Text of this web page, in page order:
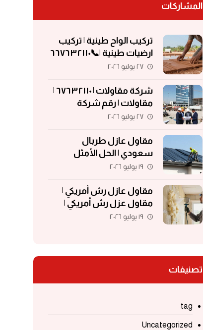
المشاركات
تركيب الواح طينية | تركيب
ارضيات طينية |📞٦٦٧٦٣٢١١٠
| الواح طينية | معلم تركيب
٢٧ يوليو ٢٠٢٦
شركة مقاولات | ٦٧٦٣٢١١٠ |
مقاولات | رقم شركة
مقاولات | مقاولات الكويت
٢٧ يوليو ٢٠٢٦
مقاول عازل طربال
سعودي | الحل الأمثل
لحماية الأسطح والمباني
١٩ يوليو ٢٠٢٦
مقاول عازل رش أمريكي |
مقاول عزل رش أمريكي |
مقاول عزل فوم | مقاول
١٩ يوليو ٢٠٢٦
تصنيفات
tag
Uncategorized